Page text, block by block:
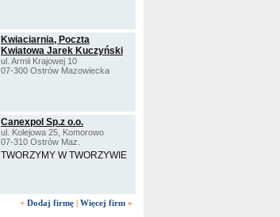
Kwiaciarnia, Poczta
Kwiatowa Jarek Kuczyński
ul. Armii Krajowej 10
07-300 Ostrów Mazowiecka
Canexpol Sp.z o.o.
ul. Kolejowa 25, Komorowo
07-310 Ostrów Maz.
TWORZYMY W TWORZYWIE
+ Dodaj firmę | Więcej firm »